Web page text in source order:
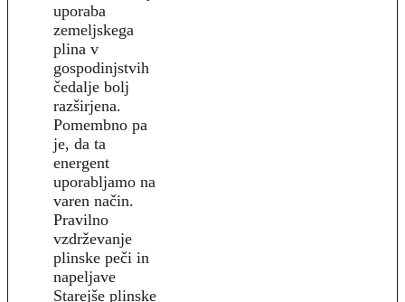
uporaba
zemeljskega
plina v
gospodinjstvih
čedalje bolj
razširjena.
Pomembno pa
je, da ta
energent
uporabljamo na
varen način.
Pravilno
vzdrževanje
plinske peči in
napeljave
Starejše plinske